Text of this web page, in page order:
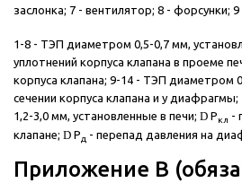
заслонка; 7 - вентилятор; 8 - форсунки;
1-8 - ТЭП диаметром 0,5-0,7 мм,
уплотнений корпуса клапана в проеме
корпуса клапана; 9-14 - ТЭП диаметром
сечении корпуса клапана и у
1,2-3,0 мм, установленные в печи; D Ркл -
клапане; D Рд - перепад давления на
Приложение В